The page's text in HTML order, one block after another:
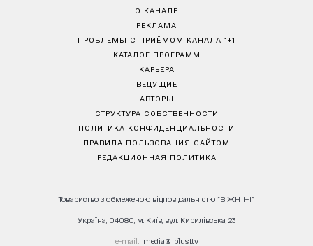
О КАНАЛЕ
РЕКЛАМА
ПРОБЛЕМЫ С ПРИЁМОМ КАНАЛА 1+1
КАТАЛОГ ПРОГРАММ
КАРЬЕРА
ВЕДУЩИЕ
АВТОРЫ
СТРУКТУРА СОБСТВЕННОСТИ
ПОЛИТИКА КОНФИДЕНЦИАЛЬНОСТИ
ПРАВИЛА ПОЛЬЗОВАНИЯ САЙТОМ
РЕДАКЦИОННАЯ ПОЛИТИКА
Товариство з обмеженою відповідальністю "ВІЖН 1+1"
Україна, 04080, м. Київ, вул. Кирилівська, 23
е-mail: media@1plus1.tv